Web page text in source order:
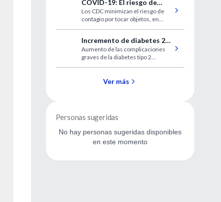
COVID-19: El riesgo de
contagio al tocar
superficies es de 1 en 10.000
Los CDC minimizan el riesgo de
contagio por tocar objetos, en
Incremento de diabetes 2
pediátrica en COVID-19
Aumento de las complicaciones
graves de la diabetes tipo 2
Ver más
Personas sugeridas
No hay personas sugeridas disponibles
en este momento